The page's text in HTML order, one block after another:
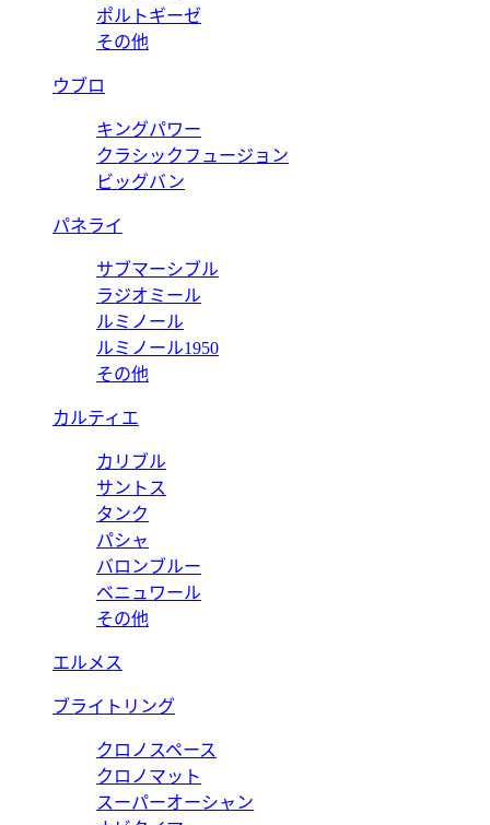
ポルトギーゼ
その他
ウブロ
キングパワー
クラシックフュージョン
ビッグバン
パネライ
サブマーシブル
ラジオミール
ルミノール
ルミノール1950
その他
カルティエ
カリブル
サントス
タンク
パシャ
バロンブルー
ベニュワール
その他
エルメス
ブライトリング
クロノスペース
クロノマット
スーパーオーシャン